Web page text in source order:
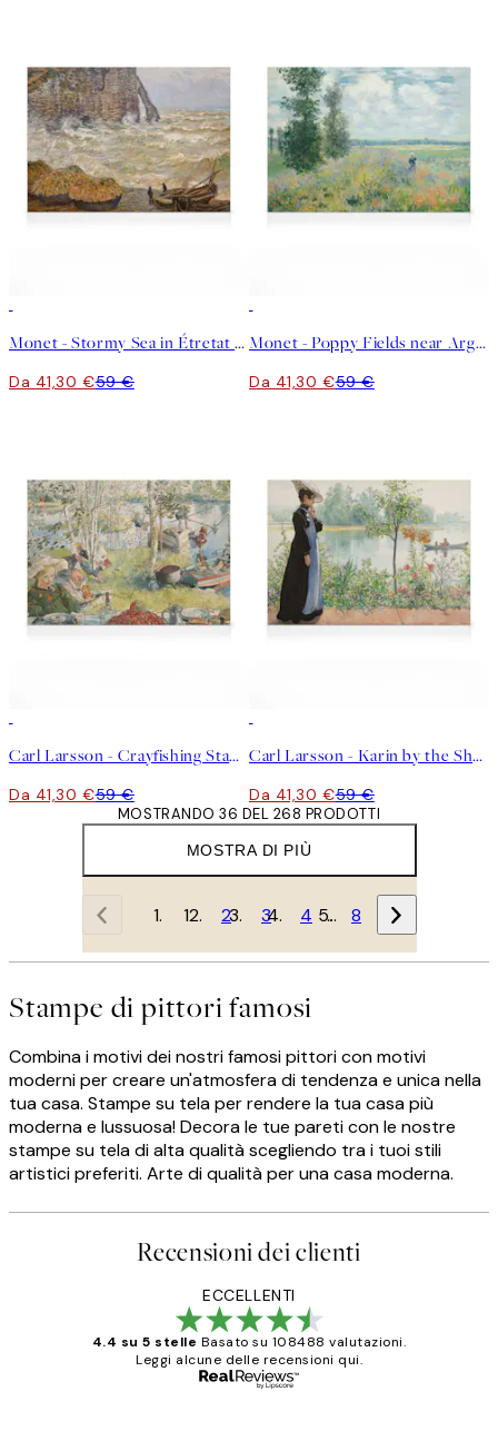
Monet - Stormy Sea in Étretat Stampa su Tela
Da 41,30 €59 €
Monet - Poppy Fields near Argenteuil Stampa su Tela
Da 41,30 €59 €
Carl Larsson - Crayfishing Stampa su Tela
Da 41,30 €59 €
Carl Larsson - Karin by the Shore Stampa su Tela
Da 41,30 €59 €
MOSTRA DI PIÙ
MOSTRANDO 36 DEL 268 PRODOTTI
1 2 3 4 … 8
Stampe di pittori famosi
Combina i motivi dei nostri famosi pittori con motivi
moderni per creare un'atmosfera di tendenza e unica nella
tua casa. Stampe su tela per rendere la tua casa più
moderna e lussuosa! Decora le tue pareti con le nostre
stampe su tela di alta qualità scegliendo tra i tuoi stili
artistici preferiti. Arte di qualità per una casa moderna.
Recensioni dei clienti
ECCELLENTI
4.4 su 5 stelle Basato su 108488 valutazioni.
Leggi alcune delle recensioni qui.